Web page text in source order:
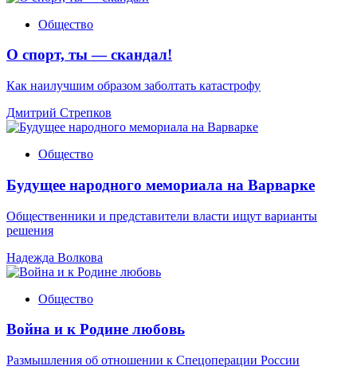
Общество
О спорт, ты — скандал!
Как наилучшим образом заболтать катастрофу
Дмитрий Стрепков
Общество
Будущее народного мемориала на Варварке
Общественники и представители власти ищут варианты
решения
Надежда Волкова
Общество
Война и к Родине любовь
Размышления об отношении к Спецоперации России